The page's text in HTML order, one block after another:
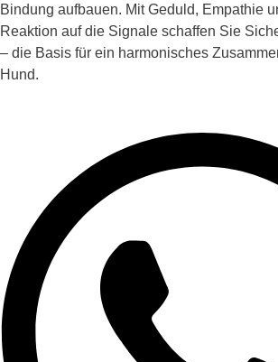
Bindung aufbauen. Mit Geduld, Empathie
Reaktion auf die Signale schaffen Sie
– die Basis für ein harmonisches
Hund.